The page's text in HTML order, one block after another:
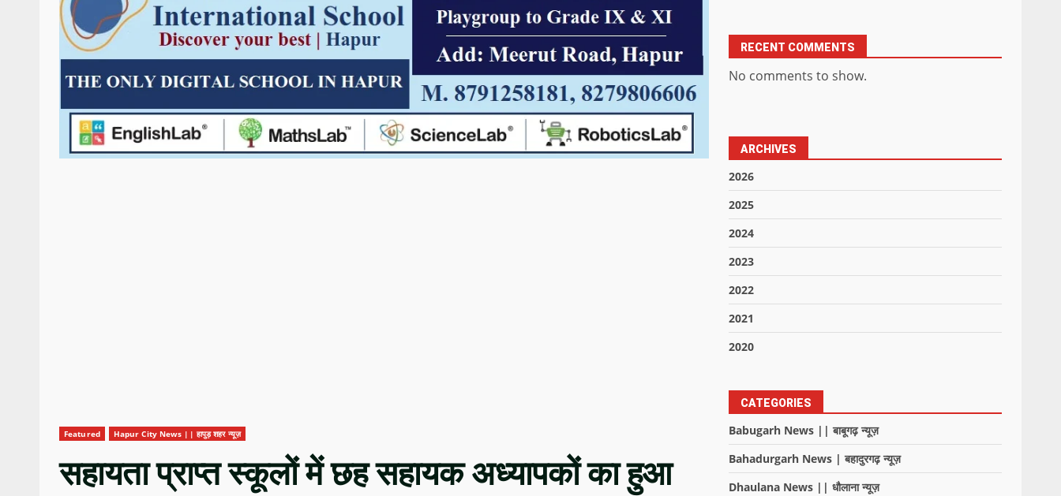
Featured Hapur City News || हापुड़ शहर न्यूज़
सहायता प्राप्त स्कूलों में छह सहायक अध्यापकों का हुआ
RECENT COMMENTS
No comments to show.
ARCHIVES
2026
2025
2024
2023
2022
2021
2020
CATEGORIES
Babugarh News || बाबूगढ़ न्यूज़
Bahadurgarh News | बहादुरगढ़ न्यूज़
Dhaulana News || धौलाना न्यूज़